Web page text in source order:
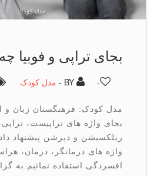
بجای تراپی و فوبیا چه
BY - مدل کودک
مدل کودک: فرهنگستان زبان و ادب
بجای واژه های تراپیست، تراپی، فوبیا،
ریلکسیشن و دپرشن پیشنهاد داده است
واژه های درمانگر، درمان، هراس،
افسردگی استفاده نمائیم.به گزارش